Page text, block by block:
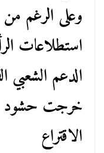
وعلى الرغم
استطلاعات
الدعم الشعبي
خرجت حشود
الاقتراع